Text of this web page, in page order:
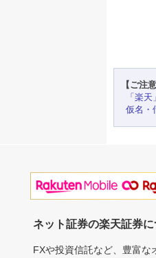
【ご注
「楽
仮名・
ネット証券の楽天証券
FXや投資信託など、豊富